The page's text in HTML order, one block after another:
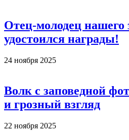
Отец-молодец нашего
удостоился награды!
24 ноября 2025
Волк с заповедной
и грозный взгляд
22 ноября 2025